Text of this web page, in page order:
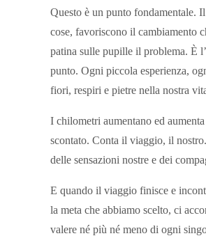
Questo è un punto fondamentale.
cose, favoriscono il cambiamento
patina sulle pupille il problema. È
punto. Ogni piccola esperienza,
fiori, respiri e pietre nella nostra
I chilometri aumentano ed
scontato. Conta il viaggio, il
delle sensazioni nostre e dei
E quando il viaggio finisce e
la meta che abbiamo scelto, ci
valere né più né meno di ogni